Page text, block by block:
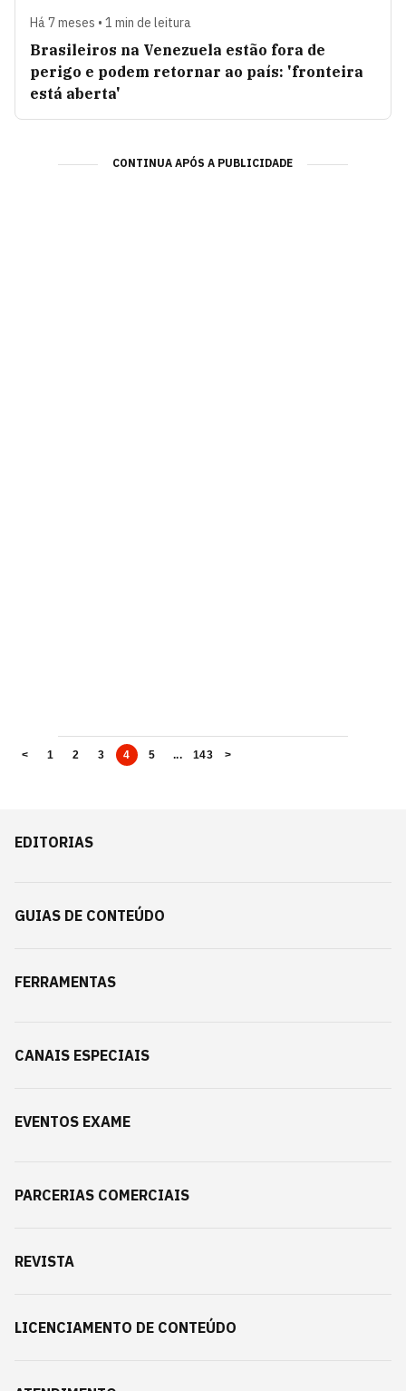
Há 7 meses • 1 min de leitura
Brasileiros na Venezuela estão fora de
perigo e podem retornar ao país: 'fronteira
está aberta'
CONTINUA APÓS A PUBLICIDADE
< 1 2 3 4 5 ... 143 >
EDITORIAS
GUIAS DE CONTEÚDO
FERRAMENTAS
CANAIS ESPECIAIS
EVENTOS EXAME
PARCERIAS COMERCIAIS
REVISTA
LICENCIAMENTO DE CONTEÚDO